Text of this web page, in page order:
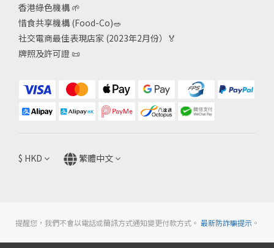
香港綠色機構 🌱
惜食共享機構 (Food-Co)🥗
社交電商最佳表現店家 (2023年2月份）🏅
牌照及許可證 📜
$ HKD 繁體中文
提醒您，我們不會以電話或簡訊方式通知變更付款方式。 最新防詐騙提示。